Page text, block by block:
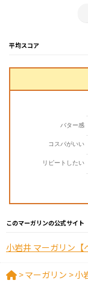
平均スコア
このマーガリンの公式サイト
小岩井 マーガリン【
>マーガリン >小